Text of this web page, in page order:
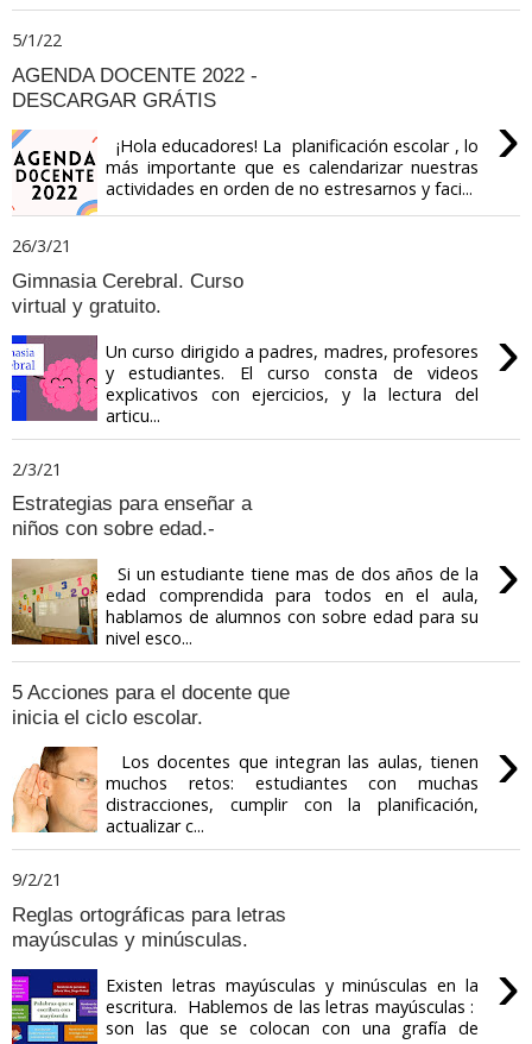
5/1/22
AGENDA DOCENTE 2022 -
DESCARGAR GRÁTIS
›
¡Hola educadores! La planificación escolar , lo
más importante que es calendarizar nuestras
actividades en orden de no estresarnos y faci...
26/3/21
Gimnasia Cerebral. Curso
virtual y gratuito.
›
Un curso dirigido a padres, madres, profesores
y estudiantes. El curso consta de videos
explicativos con ejercicios, y la lectura del
articu...
2/3/21
Estrategias para enseñar a
niños con sobre edad.-
›
Si un estudiante tiene mas de dos años de la
edad comprendida para todos en el aula,
hablamos de alumnos con sobre edad para su
nivel esco...
5 Acciones para el docente que
inicia el ciclo escolar.
›
Los docentes que integran las aulas, tienen
muchos retos: estudiantes con muchas
distracciones, cumplir con la planificación,
actualizar c...
9/2/21
Reglas ortográficas para letras
mayúsculas y minúsculas.
›
Existen letras mayúsculas y minúsculas en la
escritura. Hablemos de las letras mayúsculas :
son las que se colocan con una grafía de